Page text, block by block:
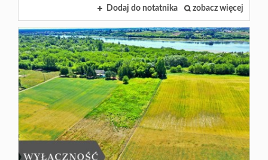
Dodaj do notatnika zobacz więcej